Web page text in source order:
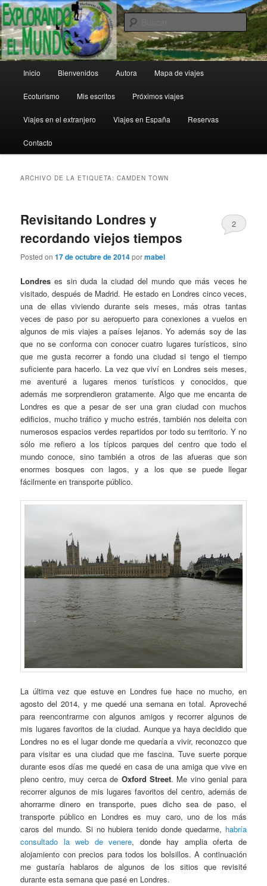
Ir
al
contenido
principal
Ir
al
contenido
secundarioExplorando el Mundo
principal
Inicio Bienvenidos Autora Mapa de viajes
Ecoturismo Mis escritos Próximos viajes
Viajes en el extranjero Viajes en España Reservas
Contacto
ARCHIVO DE LA ETIQUETA:CAMDEN TOWN
Revisitando Londres y
recordando viejos tiempos
Posted on17 de octubre de 2014pormabel
2
Londres es sin duda la ciudad del mundo que más veces he
visitado, después de Madrid. He estado en Londres cinco veces,
una de ellas viviendo durante seis meses, más otras tantas
veces de paso por su aeropuerto para conexiones a vuelos en
algunos de mis viajes a países lejanos. Yo además soy de las
que no se conforma con conocer cuatro lugares turísticos, sino
que me gusta recorrer a fondo una ciudad si tengo el tiempo
suficiente para hacerlo. La vez que viví en Londres seis meses,
me aventuré a lugares menos turísticos y conocidos, que
además me sorprendieron gratamente. Algo que me encanta de
Londres es que a pesar de ser una gran ciudad con muchos
edificios, mucho tráfico y mucho estrés, también nos deleita con
numerosos espacios verdes repartidos por todo su territorio. Y no
sólo me refiero a los típicos parques del centro que todo el
mundo conoce, sino también a otros de las afueras que son
enormes bosques con lagos, y a los que se puede llegar
fácilmente en transporte público.
La última vez que estuve en Londres fue hace no mucho, en
agosto del 2014, y me quedé una semana en total. Aproveché
para reencontrarme con algunos amigos y recorrer algunos de
mis lugares favoritos de la ciudad. Aunque ya haya decidido que
Londres no es el lugar donde me quedaría a vivir, reconozco que
para visitar es una ciudad que me fascina. Tuve suerte porque
durante esos días me quedé en casa de una amiga que vive en
pleno centro, muy cerca de Oxford Street. Me vino genial para
recorrer algunos de mis lugares favoritos del centro, además de
ahorrarme dinero en transporte, pues dicho sea de paso, el
transporte público en Londres es muy caro, uno de los más
caros del mundo. Si no hubiera tenido donde quedarme, habría
consultado la web de venere, donde hay amplia oferta de
alojamiento con precios para todos los bolsillos. A continuación
me gustaría hablaros de algunos de los sitios que revisité
durante esta semana que pasé en Londres.